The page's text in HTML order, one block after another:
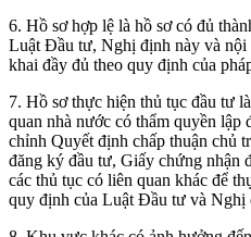
6. Hồ sơ hợp lệ là hồ sơ có đủ
Luật Đầu tư, Nghị định này và nội
khai đầy đủ theo quy định của
7. Hồ sơ thực hiện thủ tục đầu tư
quan nhà nước có thẩm quyền lập
chỉnh Quyết định chấp thuận chủ
đăng ký đầu tư, Giấy chứng nhận
các thủ tục có liên quan khác để
quy định của Luật Đầu tư và Nghị